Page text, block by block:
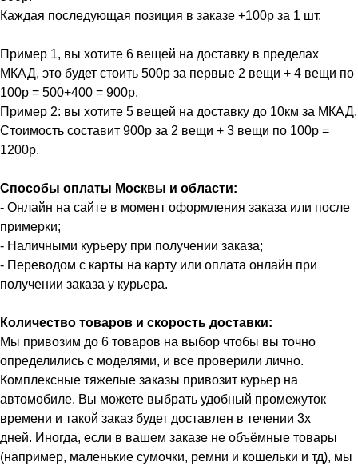
Каждая последующая позиция в заказе +100р за 1 шт.
Пример 1, вы хотите 6 вещей на доставку в пределах
МКАД, это будет стоить 500р за первые 2 вещи + 4 вещи по
100р = 500+400 = 900р.
Пример 2: вы хотите 5 вещей на доставку до 10км за МКАД.
Стоимость составит 900р за 2 вещи + 3 вещи по 100р =
1200р.
Способы оплаты Москвы и области:
- Онлайн на сайте в момент оформления заказа или после
примерки;
- Наличными курьеру при получении заказа;
- Переводом с карты на карту или оплата онлайн при
получении заказа у курьера.
Количество товаров и скорость доставки:
Мы привозим до 6 товаров на выбор чтобы вы точно
определились с моделями, и все проверили лично.
Комплексные тяжелые заказы привозит курьер на
автомобиле. Вы можете выбрать удобный промежуток
времени и такой заказ будет доставлен в течении 3х
дней. Иногда, если в вашем заказе не объёмные товары
(например, маленькие сумочки, ремни и кошельки и тд), мы